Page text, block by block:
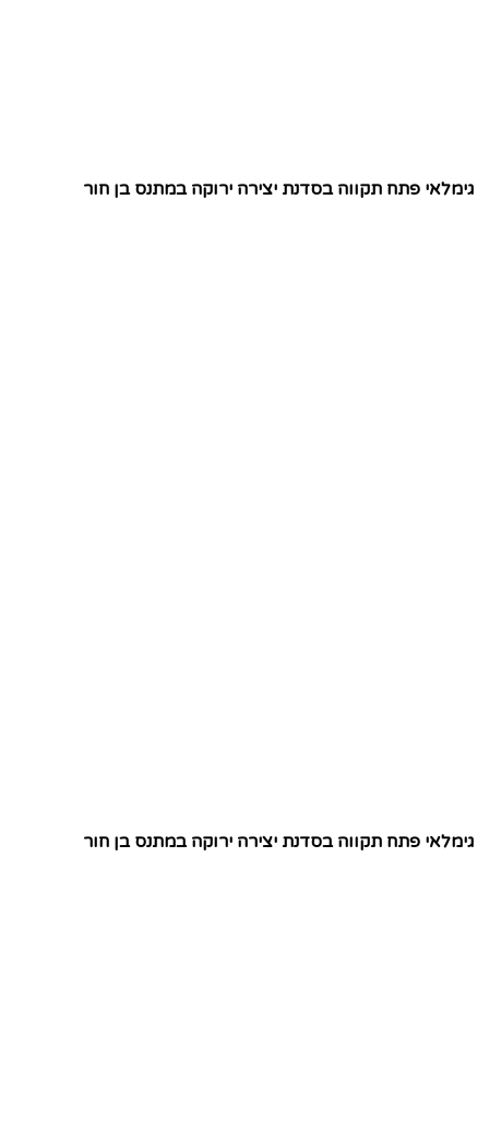
גימלאי פתח תקווה בסדנת יצירה ירוקה במתנס בן חור
גימלאי פתח תקווה בסדנת יצירה ירוקה במתנס בן חור